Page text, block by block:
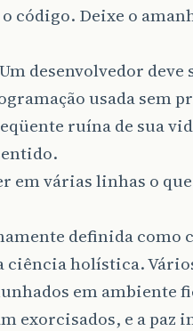
código. Deixe o
desenvolvedor
usada sem
ruína de sua
em várias linhas o
definida como
ciência holística.
em ambiente
exorcisados, e a paz